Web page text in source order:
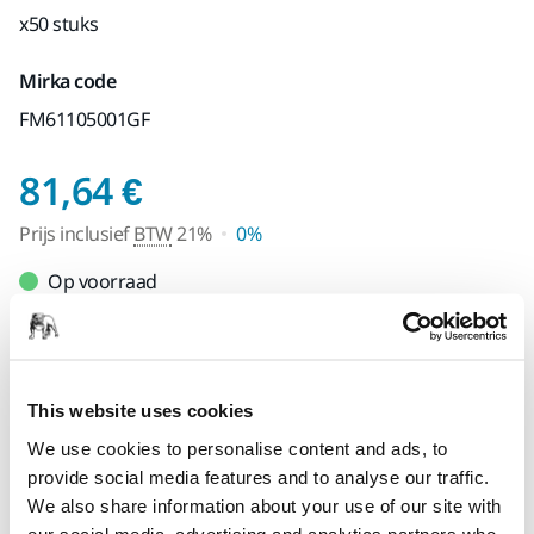
This website uses cookies
We use cookies to personalise content and ads, to
provide social media features and to analyse our traffic.
We also share information about your use of our site with
x50 stuks
Mirka code
FM61105001GF
81,64 €Prijs inclusief BTW
Prijs inclusiefBTW21%
0%
Op voorraad
Toevoegen aan winkelwagen
SPECIAAL VOOR U
Levering in Nederland